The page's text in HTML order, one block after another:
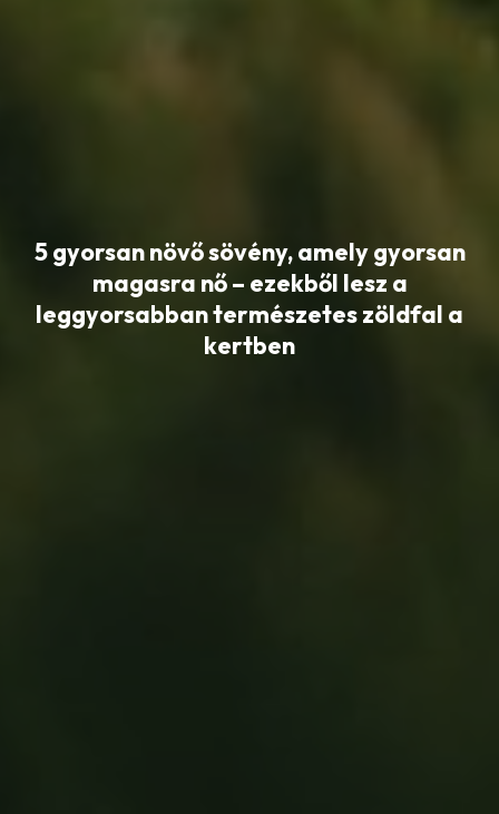
5 gyorsan növő sövény, amely gyorsan
magasra nő – ezekből lesz a
leggyorsabban természetes zöldfal a
kertben